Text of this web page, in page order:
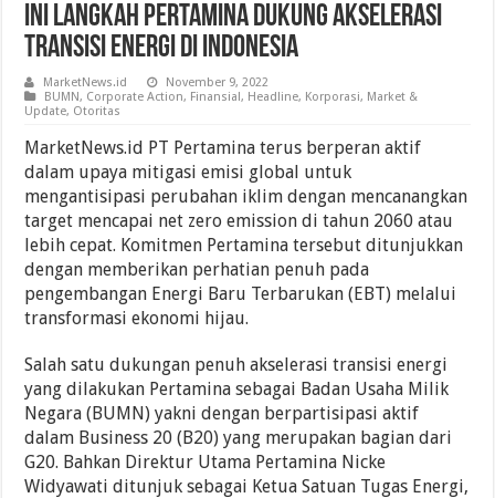
ini Langkah Pertamina Dukung Akselerasi
Transisi Energi Di Indonesia
MarketNews.id
November 9, 2022
BUMN, Corporate Action, Finansial, Headline, Korporasi, Market &
Update, Otoritas
MarketNews.id PT Pertamina terus berperan aktif
dalam upaya mitigasi emisi global untuk
mengantisipasi perubahan iklim dengan mencanangkan
target mencapai net zero emission di tahun 2060 atau
lebih cepat. Komitmen Pertamina tersebut ditunjukkan
dengan memberikan perhatian penuh pada
pengembangan Energi Baru Terbarukan (EBT) melalui
transformasi ekonomi hijau.
Salah satu dukungan penuh akselerasi transisi energi
yang dilakukan Pertamina sebagai Badan Usaha Milik
Negara (BUMN) yakni dengan berpartisipasi aktif
dalam Business 20 (B20) yang merupakan bagian dari
G20. Bahkan Direktur Utama Pertamina Nicke
Widyawati ditunjuk sebagai Ketua Satuan Tugas Energi,